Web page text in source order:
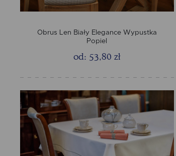
Obrus Len Biały Elegance Wypustka
Popiel
od: 53,80 zł